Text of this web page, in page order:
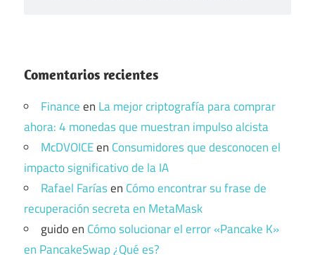
Comentarios recientes
Financeen La mejor criptografía para comprar
ahora: 4 monedas que muestran impulso alcista
McDVOICEen Consumidores que desconocen el
impacto significativo de la IA
Rafael Faríasen Cómo encontrar su frase de
recuperación secreta en MetaMask
guidoen Cómo solucionar el error «Pancake K»
en PancakeSwap ¿Qué es?